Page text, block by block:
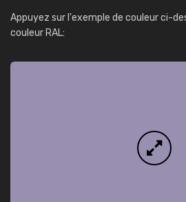
Appuyez sur l'exemple de couleur ci-
couleur RAL: